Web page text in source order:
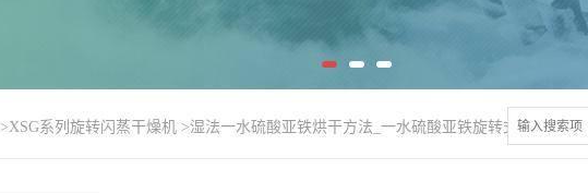
>XSG系列旋转闪蒸干燥机 >湿法一水硫酸亚铁烘干方法_一水硫酸亚铁旋转式气流干燥机